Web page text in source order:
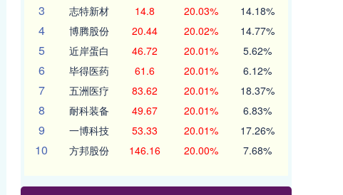
3 志特新材 14.8 20.03% 14.18%
4 博腾股份 20.44 20.02% 14.77%
5 近岸蛋白 46.72 20.01% 5.62%
6 毕得医药 61.6 20.01% 6.12%
7 五洲医疗 83.62 20.01% 18.37%
8 耐科装备 49.67 20.01% 6.83%
9 一博科技 53.33 20.01% 17.26%
10 方邦股份 146.16 20.00% 7.68%